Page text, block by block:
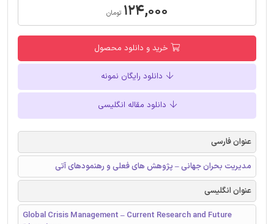
۱۲۴,۰۰۰ تومان
خرید و دانلود محصول
دانلود رایگان نمونه
دانلود مقاله انگلیسی
عنوان فارسی
مدیریت بحران جهانی – پژوهش های فعلی و رهنمودهای آتی
عنوان انگلیسی
Global Crisis Management – Current Research and Future